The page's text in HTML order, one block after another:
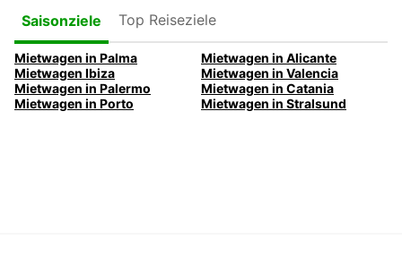
Saisonziele
Top Reiseziele
Mietwagen in Palma
Mietwagen in Alicante
Mietwagen Ibiza
Mietwagen in Valencia
Mietwagen in Palermo
Mietwagen in Catania
Mietwagen in Porto
Mietwagen in Stralsund